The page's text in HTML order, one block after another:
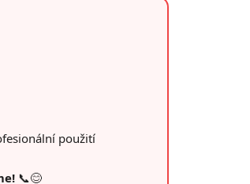
použití
📞😊